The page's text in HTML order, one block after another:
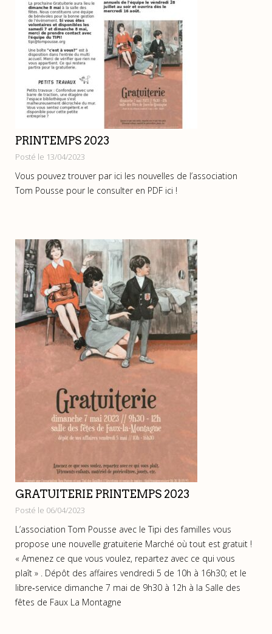
PRINTEMPS 2023
Posté le 13/04/2023
Vous pouvez trouver par ici les nouvelles de l’association
Tom Pousse pour le consulter en PDF ici !
GRATUITERIE PRINTEMPS 2023
Posté le 06/04/2023
L’association Tom Pousse avec le Tipi des familles vous
propose une nouvelle gratuiterie Marché où tout est gratuit !
« Amenez ce que vous voulez, repartez avec ce qui vous
plaît » . Dépôt des affaires vendredi 5 de 10h à 16h30; et le
libre‐service dimanche 7 mai de 9h30 à 12h à la Salle des
fêtes de Faux La Montagne